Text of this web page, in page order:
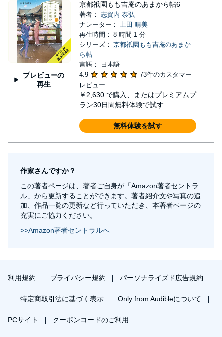
プレビューの
再生
京都祇園もも吉庵のあまから帖6
著者： 志賀内 泰弘
ナレーター： 上田 晴美
再生時間： 8 時間 1 分
シリーズ： 京都祇園もも吉庵のあまか
ら帖
言語： 日本語
4.9
73件のカスタマー
レビュー
￥2,630 で購入、またはプレミアムプ
ラン30日間無料体験で試す
無料体験を試す
作家さんですか？
この著者ページは、著者ご自身が「Amazon著者セントラ
ル」から更新することができます。著者紹介文や写真の追
加、作品一覧の更新など行っていただき、本著者ページの
充実にご協力ください。
>>Amazon著者セントラルへ
利用規約 プライバシー規約 パーソナライズド広告規約
特定商取引法に基づく表示 Only from Audibleについて
PCサイト クーポンコードのご利用